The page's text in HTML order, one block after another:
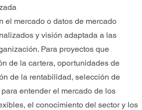
el mercado o datos de mercado
y visión adaptada a las
Para proyectos que
de la cartera, oportunidades de
de la rentabilidad, selección de
entender el mercado de los
el conocimiento del sector y los